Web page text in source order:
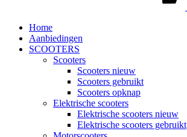
Home
Aanbiedingen
SCOOTERS
Scooters
Scooters nieuw
Scooters gebruikt
Scooters opknap
Elektrische scooters
Elektrische scooters nieuw
Elektrische scooters gebruikt